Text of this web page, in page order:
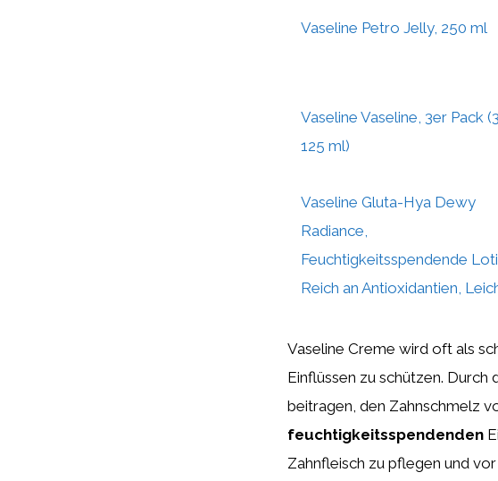
Vaseline Petro Jelly, 250 ml
Vaseline Vaseline, 3er Pack
125 ml)
Vaseline Gluta-Hya Dewy
Radiance,
Feuchtigkeitsspendende
Reich an Antioxidantien,
Vaseline Creme wird oft als
Einflüssen zu schützen. Durch
beitragen, den Zahnschmelz
feuchtigkeitsspendenden
Zahnfleisch zu pflegen und